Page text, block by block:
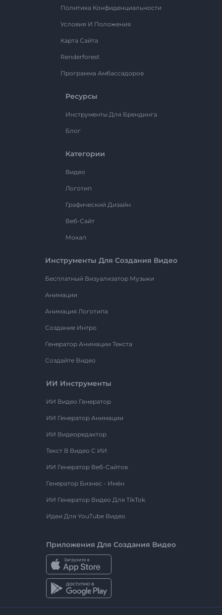
Политика Конфиденциальности
Условия И Положения
Карта Сайта
Renderforest
Программа Амбассадоров
Ресурсы
Инструменты Для Брендинга
Блог
Категории
Видео
Логотип
Графический Дизайн
Веб-Сайт
Мокап
Инструменты Для Создания Видео
Бесплатный Визуализатор Музыки
Анимации
Анимация Логотипа
Создание Интро
Генератор Анимации Текста
Создайте Видео
ИИ Инструменты
ИИ Видео Генератор
ИИ Генератор Анимации
ИИ Видеоредактор
Текст В Видео С ИИ
ИИ Генератор Веб-Сайтов
Генератор Бизнес - Имён
ИИ Генератор Видео Для TikTok
Идеи Для YouTube Видео
Приложения Для Создания Видео